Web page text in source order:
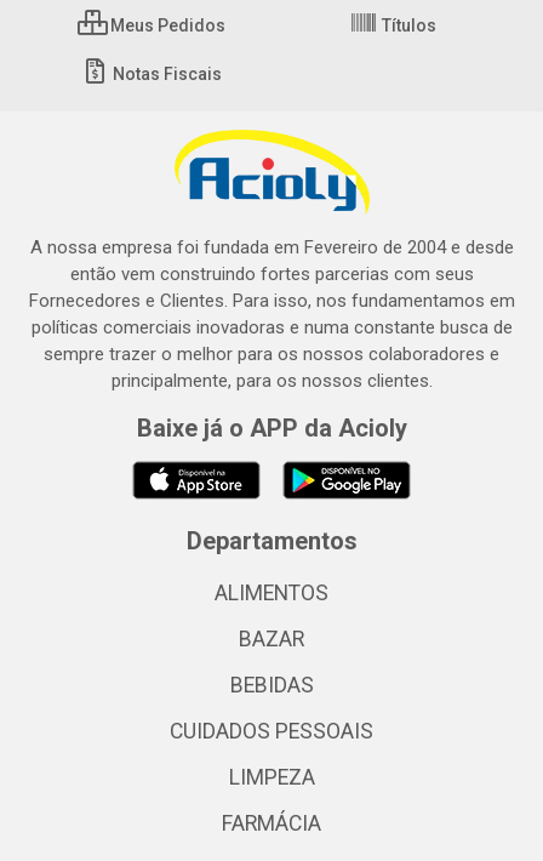
Meus Pedidos Títulos
Notas Fiscais
A nossa empresa foi fundada em Fevereiro de 2004 e desde
então vem construindo fortes parcerias com seus
Fornecedores e Clientes. Para isso, nos fundamentamos em
políticas comerciais inovadoras e numa constante busca de
sempre trazer o melhor para os nossos colaboradores e
principalmente, para os nossos clientes.
Baixe já o APP da Acioly
Departamentos
ALIMENTOS
BAZAR
BEBIDAS
CUIDADOS PESSOAIS
LIMPEZA
FARMÁCIA